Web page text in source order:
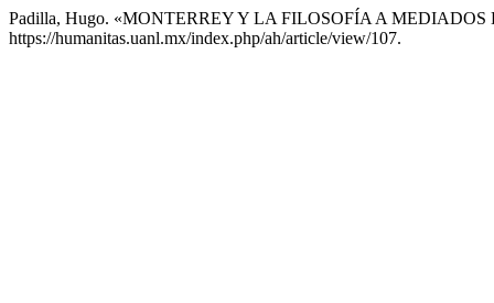
Padilla, Hugo. «MONTERREY Y LA FILOSOFÍA A
https://humanitas.uanl.mx/index.php/ah/article/view/107.